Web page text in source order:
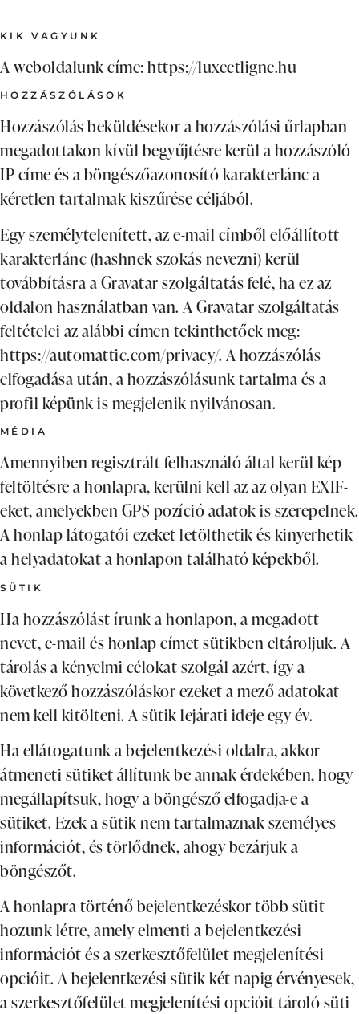
KIK VAGYUNK
A weboldalunk címe: https://luxeetligne.hu
HOZZÁSZÓLÁSOK
Hozzászólás beküldésekor a hozzászólási űrlapban
megadottakon kívül begyűjtésre kerül a hozzászóló
IP címe és a böngészőazonosító karakterlánc a
kéretlen tartalmak kiszűrése céljából.
Egy személytelenített, az e-mail címből előállított
karakterlánc (hashnek szokás nevezni) kerül
továbbításra a Gravatar szolgáltatás felé, ha ez az
oldalon használatban van. A Gravatar szolgáltatás
feltételei az alábbi címen tekinthetőek meg:
https://automattic.com/privacy/. A hozzászólás
elfogadása után, a hozzászólásunk tartalma és a
profil képünk is megjelenik nyilvánosan.
MÉDIA
Amennyiben regisztrált felhasználó által kerül kép
feltöltésre a honlapra, kerülni kell az az olyan EXIF-
eket, amelyekben GPS pozíció adatok is szerepelnek.
A honlap látogatói ezeket letölthetik és kinyerhetik
a helyadatokat a honlapon található képekből.
SÜTIK
Ha hozzászólást írunk a honlapon, a megadott
nevet, e-mail és honlap címet sütikben eltároljuk. A
tárolás a kényelmi célokat szolgál azért, így a
következő hozzászóláskor ezeket a mező adatokat
nem kell kitölteni. A sütik lejárati ideje egy év.
Ha ellátogatunk a bejelentkezési oldalra, akkor
átmeneti sütiket állítunk be annak érdekében, hogy
megállapítsuk, hogy a böngésző elfogadja-e a
sütiket. Ezek a sütik nem tartalmaznak személyes
információt, és törlődnek, ahogy bezárjuk a
böngészőt.
A honlapra történő bejelentkezéskor több sütit
hozunk létre, amely elmenti a bejelentkezési
információt és a szerkesztőfelület megjelenítési
opcióit. A bejelentkezési sütik két napig érvényesek,
a szerkesztőfelület megjelenítési opcióit tároló süti